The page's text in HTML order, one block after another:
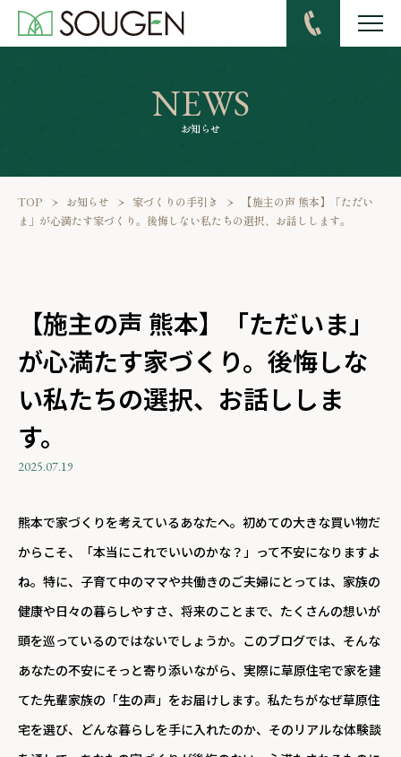
TEL
NEWS
お知らせ
TOP お知らせ 家づくりの手引き
【施主の声 熊本】「ただい
ま」が心満たす家づくり。後悔しない私たちの選択、お話しします。
【施主の声 熊本】「ただいま」
が心満たす家づくり。後悔しな
い私たちの選択、お話ししま
す。
2025.07.19
熊本で家づくりを考えているあなたへ。初めての大きな買い物だ
からこそ、「本当にこれでいいのかな？」って不安になりますよ
ね。特に、子育て中のママや共働きのご夫婦にとっては、家族の
健康や日々の暮らしやすさ、将来のことまで、たくさんの想いが
頭を巡っているのではないでしょうか。このブログでは、そんな
あなたの不安にそっと寄り添いながら、実際に草原住宅で家を建
てた先輩家族の「生の声」をお届けします。私たちがなぜ草原住
宅を選び、どんな暮らしを手に入れたのか、そのリアルな体験談